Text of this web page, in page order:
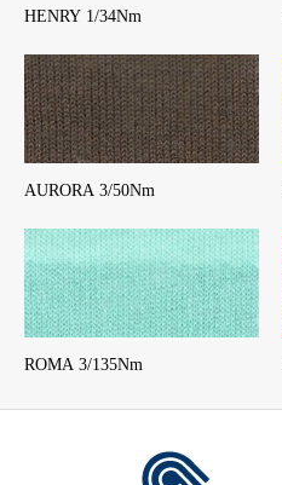
HENRY 1/34Nm
AURORA 3/50Nm
ROMA 3/135Nm